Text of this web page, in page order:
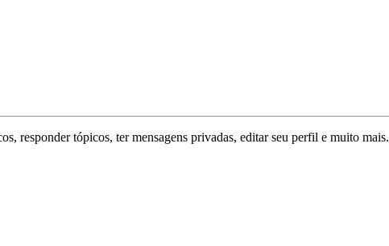
responder tópicos, ter mensagens privadas, editar seu perfil e muito mais.